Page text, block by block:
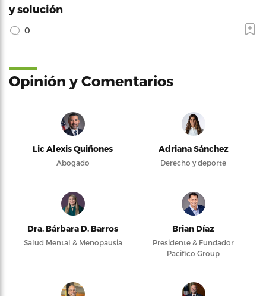
y solución
0
Opinión y Comentarios
Lic Alexis Quiñones
Abogado
Adriana Sánchez
Derecho y deporte
Dra. Bárbara D. Barros
Salud Mental & Menopausia
Brian Díaz
Presidente & Fundador
Pacifico Group